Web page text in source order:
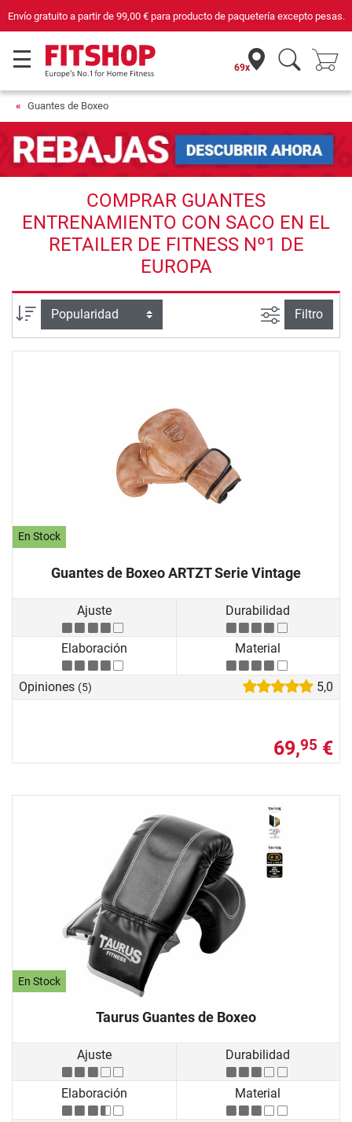
paquetería excepto pesas. Compra con seguridad en Fitshop, comercio con
69x
Guantes de Boxeo
COMPRAR GUANTES
ENTRENAMIENTO CON SACO EN EL
RETAILER DE FITNESS Nº1 DE
EUROPA
Ordenar por Busqueda
Filtro
En Stock
Guantes de Boxeo ARTZT Serie Vintage
Ajuste Durabilidad
Elaboración Material
Opiniones (5) 5,0
69,95 €
En Stock
Taurus Guantes de Boxeo
Ajuste Durabilidad
Elaboración Material